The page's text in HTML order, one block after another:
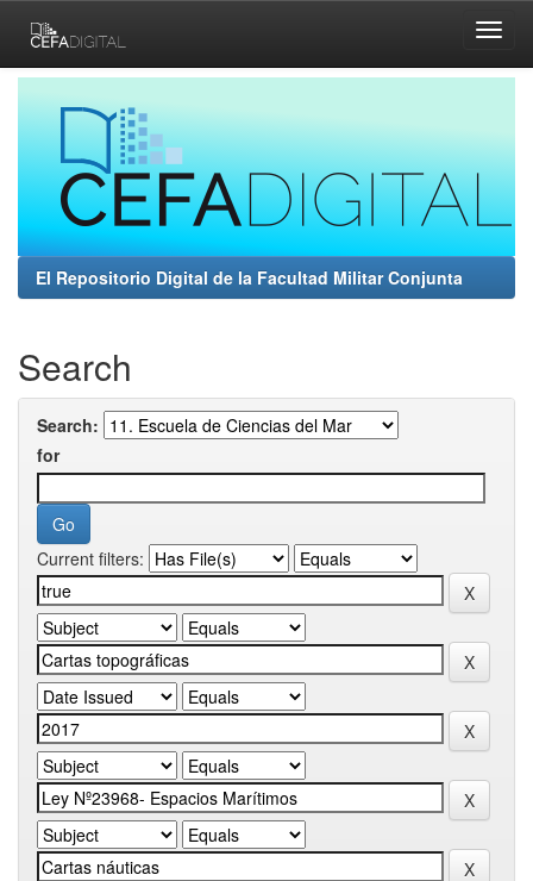
navigation
El Repositorio Digital de la Facultad Militar Conjunta
Search
Search:
for
Current filters: